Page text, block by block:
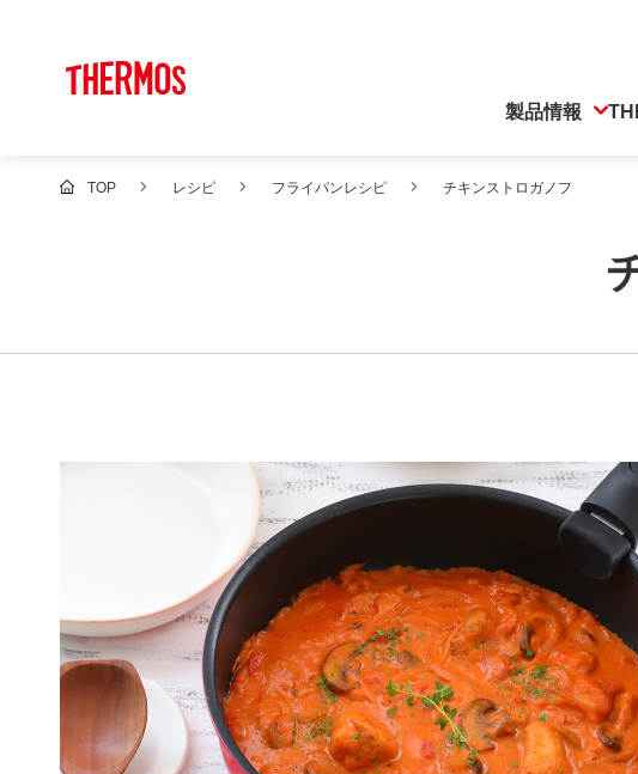
製品情報
TOP レシピ フライパンレシピ チキンストロガノフ